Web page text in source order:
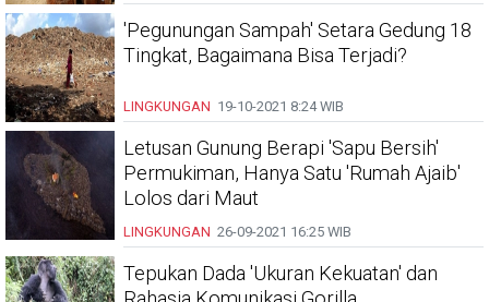
'Pegunungan Sampah' Setara Gedung 18
Tingkat, Bagaimana Bisa Terjadi?
LINGKUNGAN 19-10-2021 8:24 WIB
Letusan Gunung Berapi 'Sapu Bersih'
Permukiman, Hanya Satu 'Rumah Ajaib'
Lolos dari Maut
LINGKUNGAN 26-09-2021 16:25 WIB
Tepukan Dada 'Ukuran Kekuatan' dan